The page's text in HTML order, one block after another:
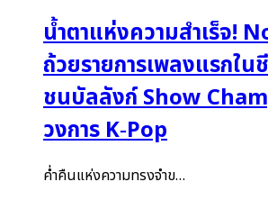
น้ำตาแห่งความสำเร็จ!
ถ้วยรายการเพลงแรกใ
ชนบัลลังก์ Show
วงการ K‑Pop
ค่ำคืนแห่งความทรงจำข…